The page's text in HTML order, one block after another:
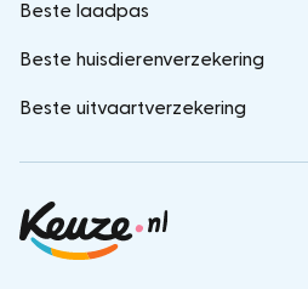
Beste laadpas
Beste huisdierenverzekering
Beste uitvaartverzekering